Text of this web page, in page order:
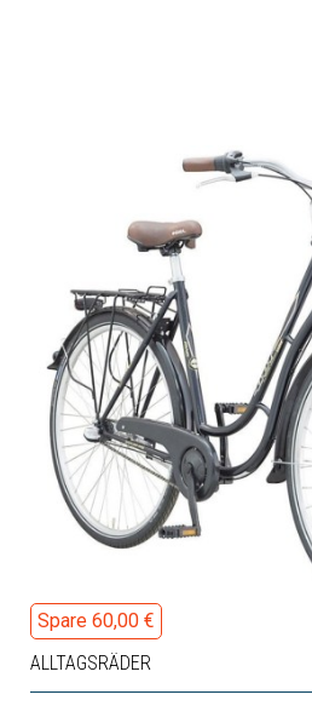
Spare 60,00 €
ALLTAGSRÄDER